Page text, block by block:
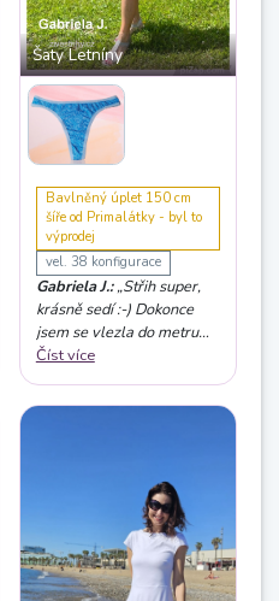
Šaty Letníny
Bavlněný úplet 150 cm
šíře od Primalátky - byl to
výprodej
vel. 38 konfigurace
Gabriela J.:„Střih super,
krásně sedí :-) Dokonce
jsem se vlezla do metru
látky š. 150 - bez kapes.
150,- Kč, takže luxus cena
Číst více